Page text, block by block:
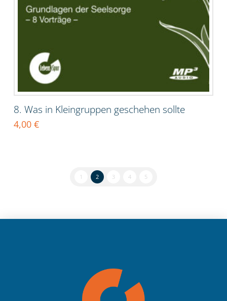
8. Was in Kleingruppen geschehen sollte
4,00 €
1 2 3 4 5